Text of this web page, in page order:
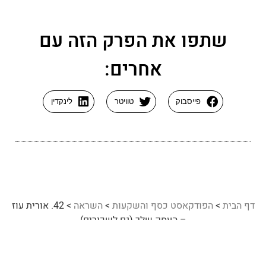
שתפו את הפרק הזה עם
אחרים:
פייסבוק טוויטר לינקדין
דף הבית >הפודקאסט כסף והשקעות >השראה >
42. אורית עוז
– העסק שלך (גם לשכירים)